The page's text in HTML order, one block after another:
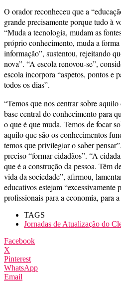
O orador reconheceu que a
grande precisamente porque tudo à
“Muda a tecnologia, mudam as
próprio conhecimento, muda a forma
informação”, sustentou, rejeitando
nova”. “A escola renovou-se”,
escola incorpora “aspetos, pontos e
todos os dias”.
“Temos que nos centrar sobre
base central do conhecimento para
o que é que muda. Temos de focar
aquilo que são os conhecimentos
temos que privilegiar o saber
preciso “formar cidadãos”. “A
que é a construção da pessoa. Têm
vida da sociedade”, afirmou,
educativos estejam “excessivamente
profissionais para a economia, para
TAGS
Jornadas de Atualização do
Facebook
X
Pinterest
WhatsApp
Email